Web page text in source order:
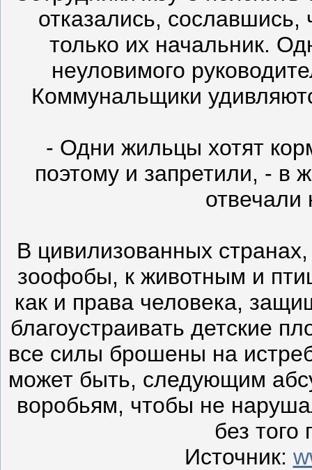
отказались, сославшись,
только их начальник.
неуловимого
Коммунальщики
- Одни жильцы хотят
поэтому и запретили, - в
отвечали
В цивилизованных
зоофобы, к животным и
как и права человека,
благоустраивать детские
все силы брошены на
может быть, следующим
воробьям, чтобы не
без
Источник: